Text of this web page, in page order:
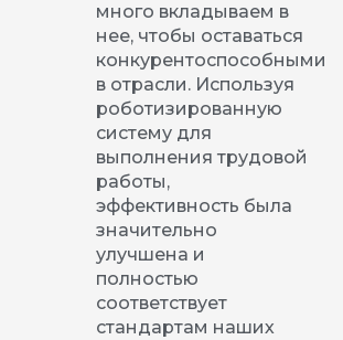
много вкладываем в
нее, чтобы оставаться
конкурентоспособными
в отрасли. Используя
роботизированную
систему для
выполнения трудовой
работы,
эффективность была
значительно
улучшена и
полностью
соответствует
стандартам наших